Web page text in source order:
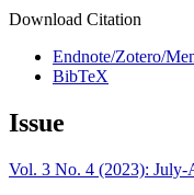
Download Citation
Endnote/Zotero/
BibTeX
Issue
Vol. 3 No. 4 (2023): July-